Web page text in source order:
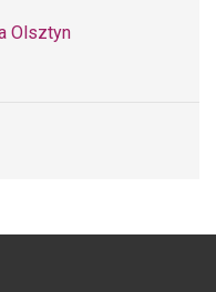
Olsztyn